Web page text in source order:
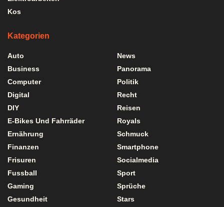
Kos
Kategorien
Auto
Business
Computer
Digital
DIY
E-Bikes Und Fahrräder
Ernährung
Finanzen
Frisuren
Fussball
Gaming
Gesundheit
News
Panorama
Politik
Recht
Reisen
Royals
Schmuck
Smartphone
Socialmedia
Sport
Sprüche
Stars